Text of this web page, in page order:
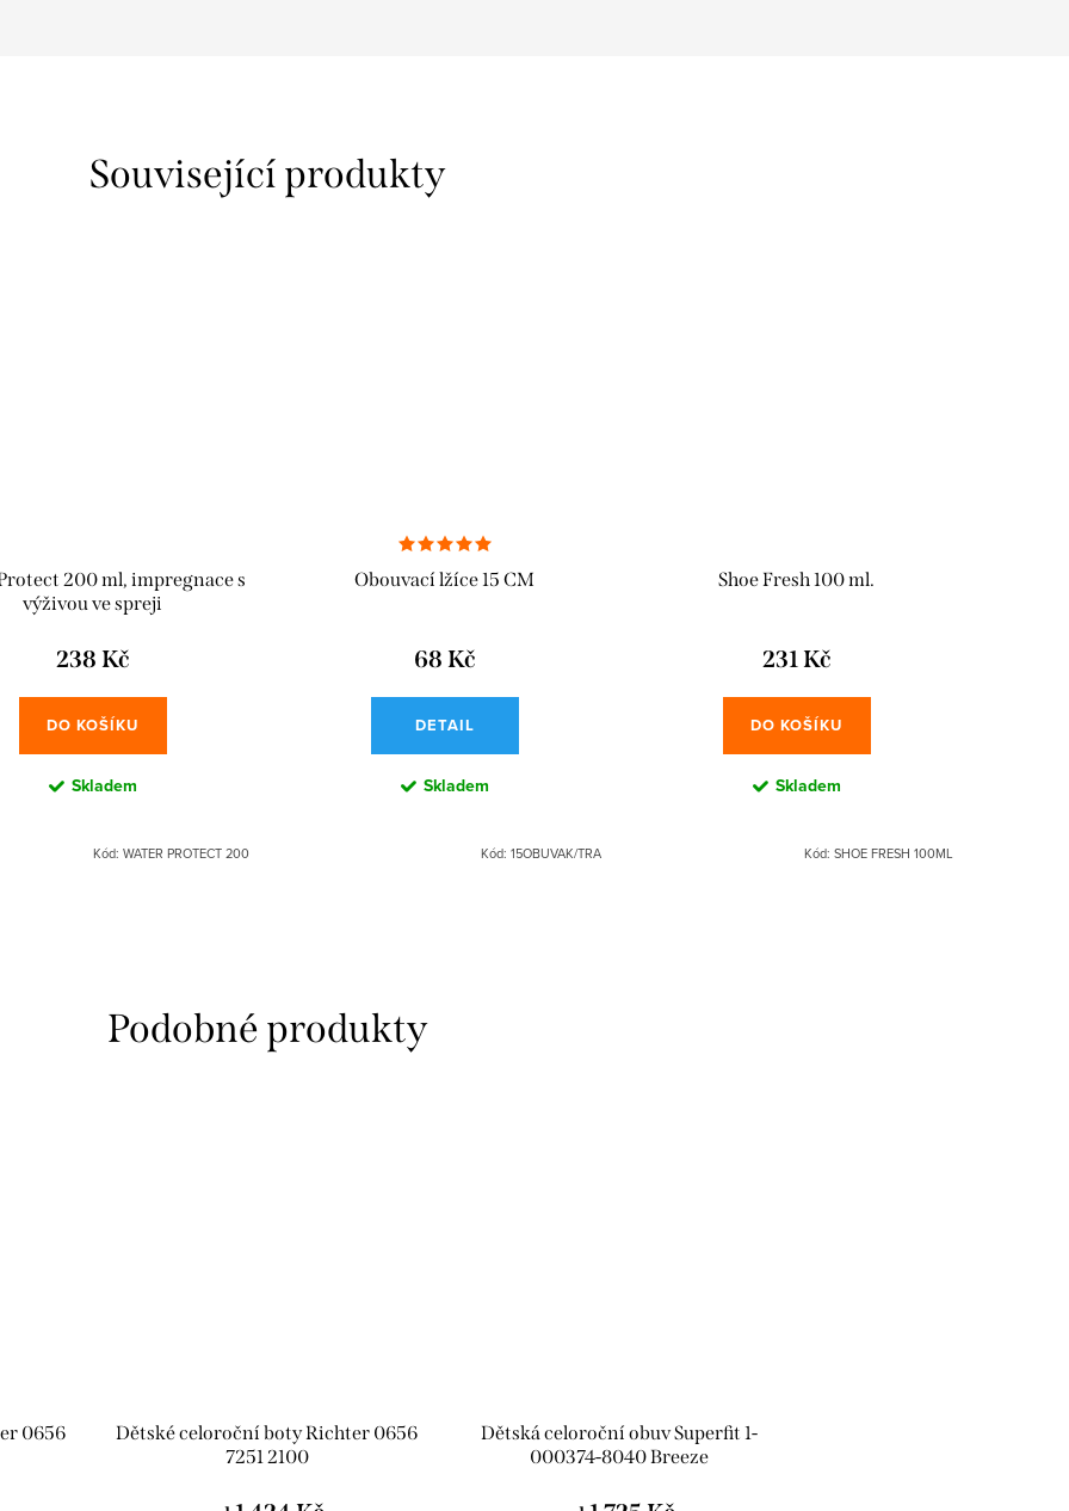
Související produkty
200 ml, impregnace s
výživou ve spreji
238 Kč
DO KOŠÍKU
Skladem
Kód: WATER PROTECT 200
Obouvací lžíce 15 CM
68 Kč
DETAIL
Skladem
Kód: 15OBUVAK/TRA
Shoe Fresh 100 ml.
231 Kč
DO KOŠÍKU
Skladem
Kód: SHOE FRESH 100ML
0656
Dětské celoroční boty Richter 0656
7251 2100
Dětská celoroční obuv Superfit 1-
000374-8040 Breeze